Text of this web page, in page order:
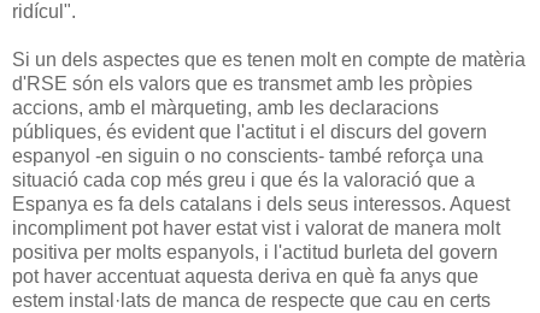
ridícul".
Si un dels aspectes que es tenen molt en compte de matèria
d'RSE són els valors que es transmet amb les pròpies
accions, amb el màrqueting, amb les declaracions
públiques, és evident que l'actitut i el discurs del govern
espanyol -en siguin o no conscients- també reforça una
situació cada cop més greu i que és la valoració que a
Espanya es fa dels catalans i dels seus interessos. Aquest
incompliment pot haver estat vist i valorat de manera molt
positiva per molts espanyols, i l'actitud burleta del govern
pot haver accentuat aquesta deriva en què fa anys que
estem instal·lats de manca de respecte que cau en certs